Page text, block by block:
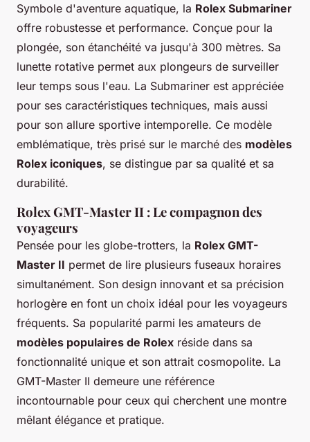
Symbole d'aventure aquatique, la Rolex Submariner
offre robustesse et performance. Conçue pour la
plongée, son étanchéité va jusqu'à 300 mètres. Sa
lunette rotative permet aux plongeurs de surveiller
leur temps sous l'eau. La Submariner est appréciée
pour ses caractéristiques techniques, mais aussi
pour son allure sportive intemporelle. Ce modèle
emblématique, très prisé sur le marché des modèles
Rolex iconiques, se distingue par sa qualité et sa
durabilité.
Rolex GMT-Master II : Le compagnon des
voyageurs
Pensée pour les globe-trotters, la Rolex GMT-
Master II permet de lire plusieurs fuseaux horaires
simultanément. Son design innovant et sa précision
horlogère en font un choix idéal pour les voyageurs
fréquents. Sa popularité parmi les amateurs de
modèles populaires de Rolex réside dans sa
fonctionnalité unique et son attrait cosmopolite. La
GMT-Master II demeure une référence
incontournable pour ceux qui cherchent une montre
mêlant élégance et pratique.